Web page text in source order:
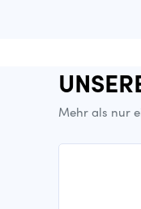
Mehr als nur